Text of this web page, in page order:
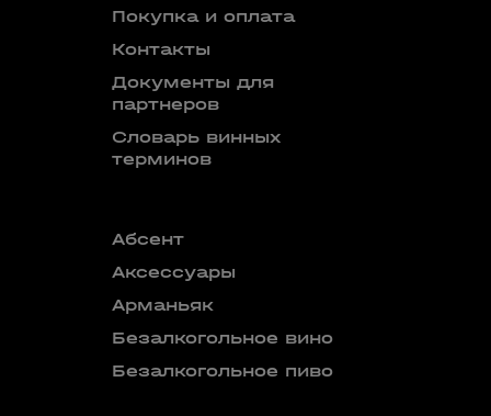
Покупка и оплата
Контакты
Документы для
партнеров
Словарь винных
терминов
Абсент
Аксессуары
Арманьяк
Безалкогольное вино
Безалкогольное пиво